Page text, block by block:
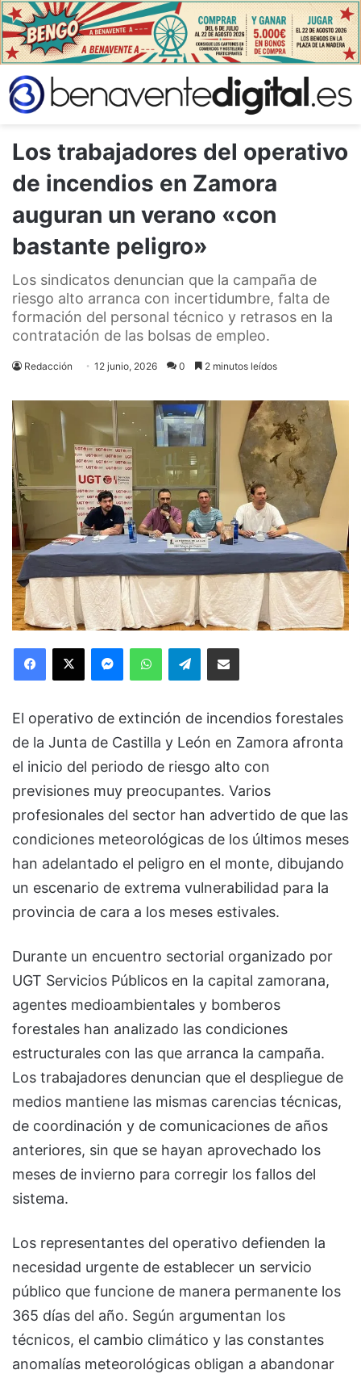
Los trabajadores del operativo
de incendios en Zamora
auguran un verano «con
bastante peligro»
Los sindicatos denuncian que la campaña de
riesgo alto arranca con incertidumbre, falta de
formación del personal técnico y retrasos en la
contratación de las bolsas de empleo.
Redacción 12 junio, 2026 0 2 minutos leídos
Facebook
X MessengerWhatsAppTelegramCompartir via Email
El operativo de extinción de incendios forestales
de la Junta de Castilla y León en Zamora afronta
el inicio del periodo de riesgo alto con
previsiones muy preocupantes. Varios
profesionales del sector han advertido de que las
condiciones meteorológicas de los últimos meses
han adelantado el peligro en el monte, dibujando
un escenario de extrema vulnerabilidad para la
provincia de cara a los meses estivales.
Durante un encuentro sectorial organizado por
UGT Servicios Públicos en la capital zamorana,
agentes medioambientales y bomberos
forestales han analizado las condiciones
estructurales con las que arranca la campaña.
Los trabajadores denuncian que el despliegue de
medios mantiene las mismas carencias técnicas,
de coordinación y de comunicaciones de años
anteriores, sin que se hayan aprovechado los
meses de invierno para corregir los fallos del
sistema.
Los representantes del operativo defienden la
necesidad urgente de establecer un servicio
público que funcione de manera permanente los
365 días del año. Según argumentan los
técnicos, el cambio climático y las constantes
anomalías meteorológicas obligan a abandonar